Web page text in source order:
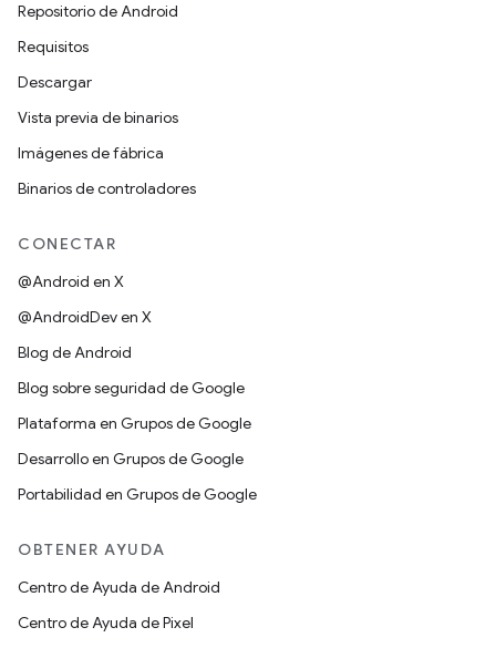
Repositorio de Android
Requisitos
Descargar
Vista previa de binarios
Imágenes de fábrica
Binarios de controladores
CONECTAR
@Android en X
@AndroidDev en X
Blog de Android
Blog sobre seguridad de Google
Plataforma en Grupos de Google
Desarrollo en Grupos de Google
Portabilidad en Grupos de Google
OBTENER AYUDA
Centro de Ayuda de Android
Centro de Ayuda de Pixel